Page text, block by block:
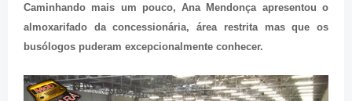
Caminhando mais um pouco, Ana Mendonça apresentou o
almoxarifado da concessionária, área restrita mas que os
busólogos puderam excepcionalmente conhecer.